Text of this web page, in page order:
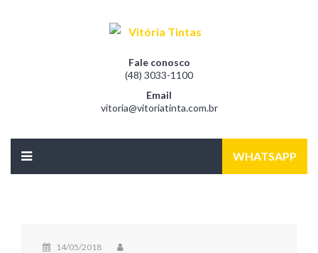
Fale conosco
(48) 3033-1100
Email
vitoria@vitoriatinta.com.br
WHATSAPP
14/05/2018